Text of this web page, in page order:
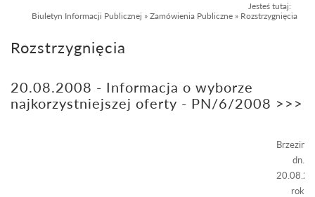
Jesteś tutaj:
Biuletyn Informacji Publicznej » Zamówienia Publiczne » Rozstrzygnięcia
Rozstrzygnięcia
20.08.2008 - Informacja o wyborze
najkorzystniejszej oferty - PN/6/2008 >>>
Brzeziny,
dn.
rok